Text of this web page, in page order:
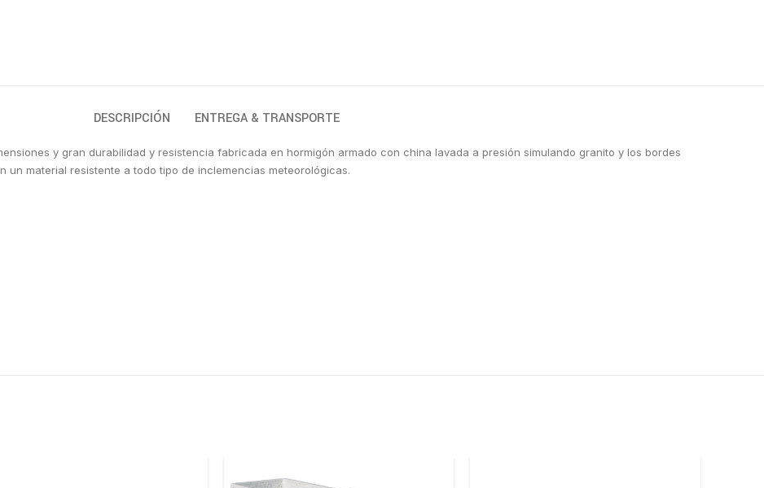
DESCRIPCIÓN ENTREGA & TRANSPORTE
y gran durabilidad y resistencia fabricada en hormigón armado con china lavada a presión simulando granito y los bordes
un material resistente a todo tipo de inclemencias meteorológicas.